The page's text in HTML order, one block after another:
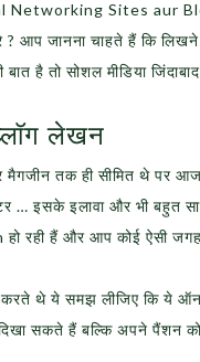
Networking Sites aur
जानना चाहते हैं कि लिखने
है तो सोशल मीडिया
लेखन
मैगजीन तक ही सीमित थे पर
… इसके इलावा और भी बहुत
रही हैं और आप कोई ऐसी
करते थे ये समझ लीजिए कि ये
दिखा सकते हैं बल्कि अपने पैंशन